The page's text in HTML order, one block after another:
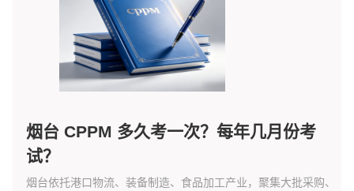
烟台 CPPM 多久考一次？每年几月份考
试？
烟台依托港口物流、装备制造、食品加工产业，聚集大批采购、